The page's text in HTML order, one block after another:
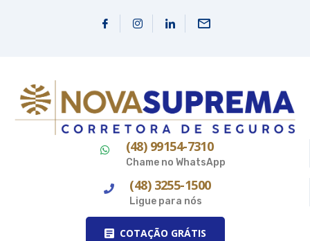
(48) 99154-7310
Chame no WhatsApp
(48) 3255-1500
Ligue para nós
COTAÇÃO GRÁTIS